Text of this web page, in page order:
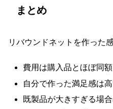
まとめ
リバウンドネットを作った
費用は購入品とほぼ同額
自分で作った満足感は
既製品が大きすぎる場